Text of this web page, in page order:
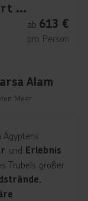
Pickalbatros Oasis Hotel - Port Ghalib
ab 613 €
pro Person
Alam
Meer
und Erlebnis
Trubels großer
,